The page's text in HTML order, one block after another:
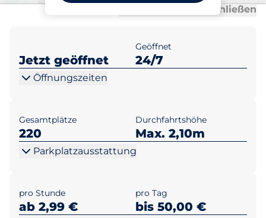
Alle schließen
Jetzt geöffnet
Geöffnet
24/7
Öffnungszeiten
Gesamtplätze
220
Durchfahrtshöhe
Max. 2,10m
Parkplatzausstattung
pro Stunde
ab 2,99 €
pro Tag
bis 50,00 €